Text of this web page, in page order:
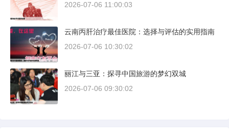
2026-07-06 11:00:03
云南丙肝治疗最佳医院：选择与评估的实用指南
2026-07-06 10:30:02
丽江与三亚：探寻中国旅游的梦幻双城
2026-07-06 09:30:02